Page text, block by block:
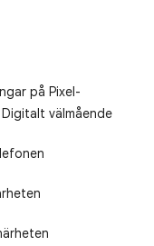
på Pixel-
välmående